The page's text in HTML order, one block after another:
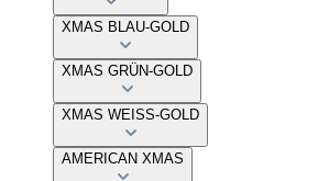
XMAS BLAU-GOLD
XMAS GRÜN-GOLD
XMAS WEISS-GOLD
AMERICAN XMAS